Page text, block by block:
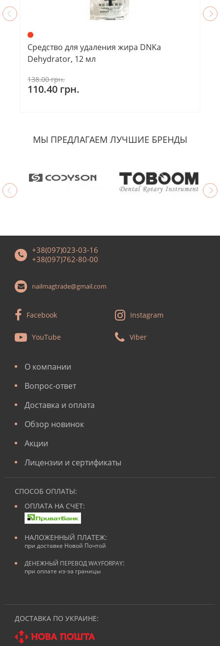
Средство для удаления жира DNKa
Dehydrator, 12 мл
138.00 грн.
110.40 грн.
МЫ ПРЕДЛАГАЕМ ЛУЧШИЕ БРЕНДЫ
+38(097)023-03-16
+38(097)762-80-00
nailmagtrade@gmail.com
Facebook Instagram
YouTube Viber
О компании
Вопрос-ответ
Доставка и оплата
Обзор новинок
Акции
Лицензии и сертификаты
СПОСОБ ОПЛАТЫ:
ОПЛАТА НА СЧЕТ:
НАЛОЖЕННЫЙ ПЛАТЕЖ:
при доставке Новой Почтой
ДЕНЕЖНЫЙ ПЕРЕВОД WAYFORPAY:
при оплате из-за границы
ДОСТАВКА ПО УКРАИНЕ: